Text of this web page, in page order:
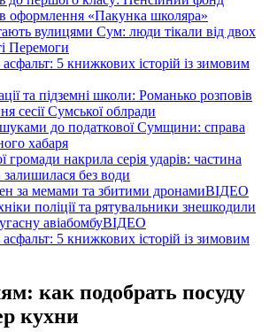
оформлення «Пакунка школяра»
вулицями Сум: люди тікали від двох
Перемоги
5 книжкових історій із зимовим
та підземні школи: Романько розповів
сесії Сумської облради
до податкової Сумщини: справа
хабаря
накрила серія ударів: частина
без води
за мемами та збитими дронамиВІДЕО
поліції та рятувальники знешкодили
авіабомбуВІДЕО
5 книжкових історій із зимовим
как подобрать посуду
кухни